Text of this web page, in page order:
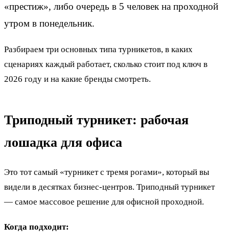
«престиж», либо очередь в 5 человек на проходной
утром в понедельник.
Разбираем три основных типа турникетов, в каких
сценариях каждый работает, сколько стоит под ключ в
2026 году и на какие бренды смотреть.
Триподный турникет: рабочая
лошадка для офиса
Это тот самый «турникет с тремя рогами», который вы
видели в десятках бизнес-центров. Триподный турникет
— самое массовое решение для офисной проходной.
Когда подходит: